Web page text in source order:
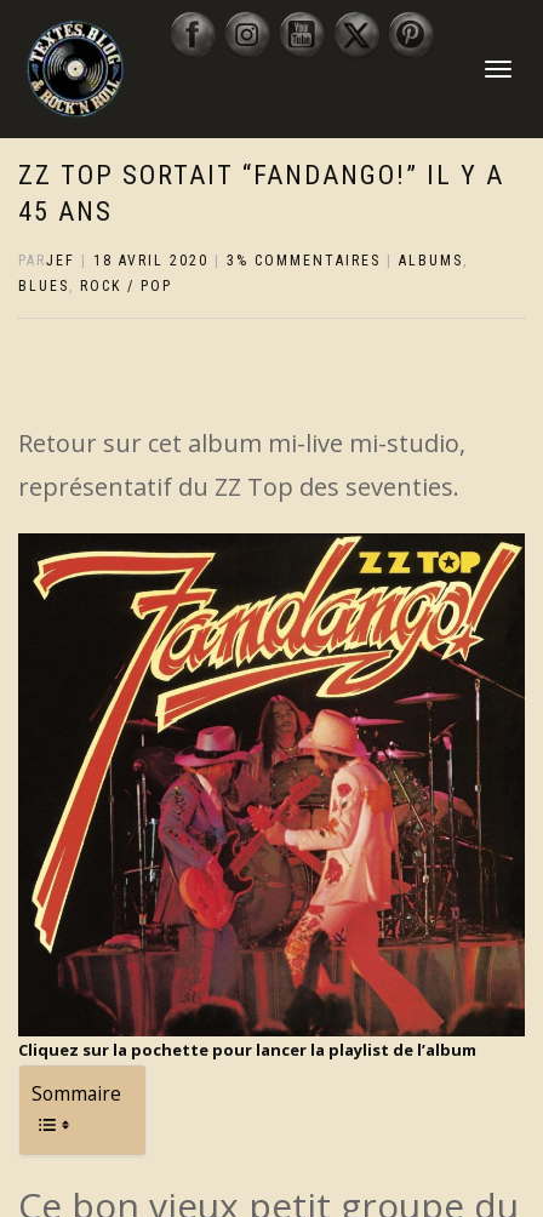
DÉPLIER
ZZ TOP SORTAIT “FANDANGO!” IL Y A
45 ANS
PARJEF 18 AVRIL 2020 3% COMMENTAIRES ALBUMS ,
BLUES , ROCK / POP
Retour sur cet album mi-live mi-studio,
représentatif du ZZ Top des seventies.
Cliquez sur la pochette pour lancer la playlist de l’album
Sommaire
Ce bon vieux petit groupe du